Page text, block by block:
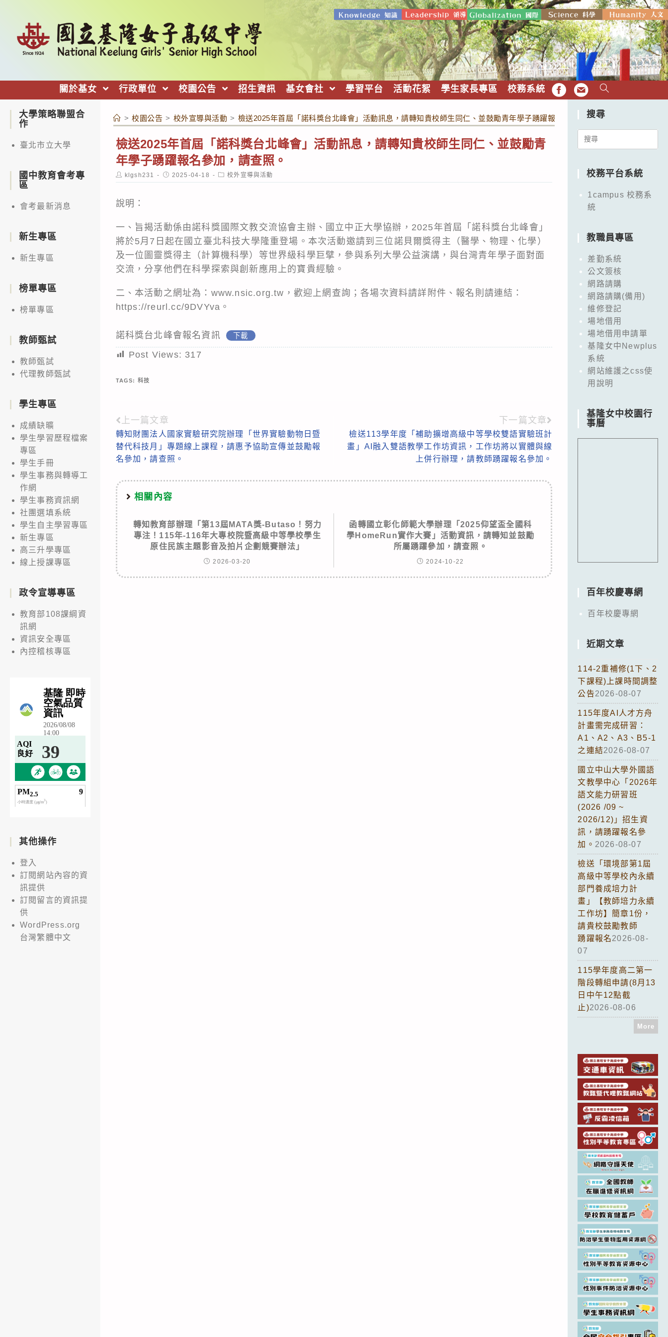
關於基女 行政單位 校園公告 招生資訊 基女會社 學習平台 活動花絮 學生家長專區 校務系統 FB EMAIL
> 校園公告 > 校外宣導與活動 > 檢送2025年首屆「諾科獎台北峰會」活動訊息，請轉知貴校師生同仁、並鼓勵青年學子踴躍報名參加，請查照。
檢送2025年首屆「諾科獎台北峰會」活動訊息，請轉知貴校師生同仁、並鼓勵青
年學子踴躍報名參加，請查照。
Post
author:
klgsh231
Post
published:
2025-04-18
Post
category:
校外宣導與活動
說明：
一、旨揭活動係由諾科獎國際文教交流協會主辦、國立中正大學協辦，2025年首屆「諾科獎台北峰會」
將於5月7日起在國立臺北科技大學隆重登場。本次活動邀請到三位諾貝爾獎得主（醫學、物理、化學）
及一位圖靈獎得主（計算機科學）等世界級科學巨擘，參與系列大學公益演講，與台灣青年學子面對面
交流，分享他們在科學探索與創新應用上的寶貴經驗。
二、本活動之網址為：www.nsic.org.tw，歡迎上網查詢；各場次資料請詳附件、報名則請連結：
https://reurl.cc/9DVYva。
諾科獎台北峰會報名資訊 下載
Post Views: 317
TAGS: 科技
Read
more
articles
上一篇文章
轉知財團法人國家實驗研究院辦理「世界實驗動物日暨
替代科技月」專題線上課程，請惠予協助宣傳並鼓勵報
名參加，請查照。
下一篇文章
檢送113學年度「補助擴增高級中等學校雙語實驗班計
畫」AI融入雙語教學工作坊資訊，工作坊將以實體與線
上併行辦理，請教師踴躍報名參加。
相關內容
轉知教育部辦理「第13屆MATA獎-Butaso！努力
專注！115年-116年大專校院暨高級中等學校學生
原住民族主題影音及拍片企劃競賽辦法」
2026-03-20
函轉國立彰化師範大學辦理「2025仰望盃全國科
學HomeRun實作大賽」活動資訊，請轉知並鼓勵
所屬踴躍參加，請查照。
2024-10-22
大學策略聯盟合
作
臺北市立大學
國中教育會考專
區
會考最新消息
新生專區
新生專區
榜單專區
榜單專區
教師甄試
教師甄試
代理教師甄試
學生專區
成績缺曠
學生學習歷程檔案
專區
學生手冊
學生事務與轉導工
作網
學生事務資訊網
社團選填系統
學生自主學習專區
新生專區
高三升學專區
線上授課專區
政令宣導專區
教育部108課綱資
訊網
資訊安全專區
內控稽核專區
其他操作
登入
訂閱網站內容的資
訊提供
訂閱留言的資訊提
供
WordPress.org
台灣繁體中文
搜尋
Search
校務平台系統
1campus 校務系
統
教職員專區
差勤系統
公文簽核
網路請購
網路請購(備用)
維修登記
場地借用
場地借用申請單
基隆女中Newplus
系統
網站維護之css使
用說明
基隆女中校園行
事曆
百年校慶專網
百年校慶專網
近期文章
114-2重補修(1下、2
下課程)上課時間調整
公告2026-08-07
115年度AI人才方舟
計畫需完成研習：
A1、A2、A3、B5-1
之連結2026-08-07
國立中山大學外國語
文教學中心「2026年
語文能力研習班
(2026 /09 ~
2026/12)」招生資
訊，請踴躍報名參
加。 2026-08-07
檢送「環境部第1屆
高級中等學校內永續
部門養成培力計
畫」【教師培力永續
工作坊】簡章1份，
請貴校鼓勵教師
踴躍報名2026-08-
07
115學年度高二第一
階段轉組申請(8月13
日中午12點截
止)2026-08-06
More